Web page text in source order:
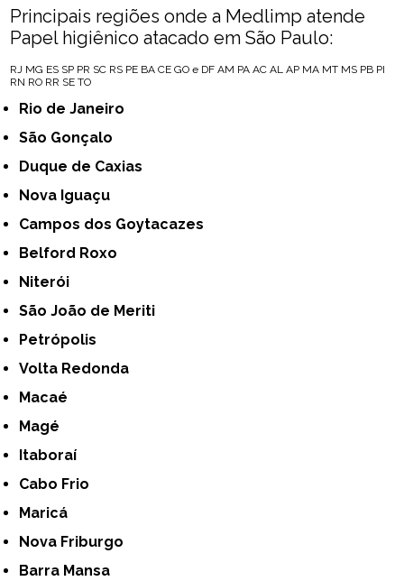
Principais regiões onde a Medlimp atende
Papel higiênico atacado em São Paulo:
RJ MG ES SP PR SC RS PE BA CE GO e DF AM PA AC AL AP MA MT MS PB PI
RN RO RR SE TO
Rio de Janeiro
São Gonçalo
Duque de Caxias
Nova Iguaçu
Campos dos Goytacazes
Belford Roxo
Niterói
São João de Meriti
Petrópolis
Volta Redonda
Macaé
Magé
Itaboraí
Cabo Frio
Maricá
Nova Friburgo
Barra Mansa